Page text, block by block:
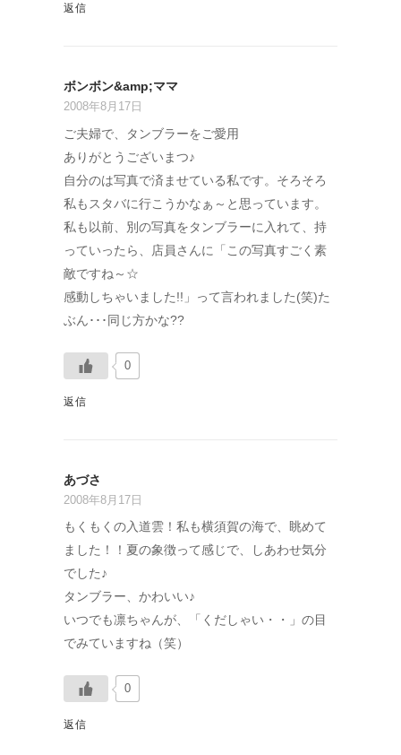
返信
ボンボン&amp;ママ
2008年8月17日
ご夫婦で、タンブラーをご愛用
ありがとうございまつ♪
自分のは写真で済ませている私です。そろそろ
私もスタバに行こうかなぁ～と思っています。
私も以前、別の写真をタンブラーに入れて、持
っていったら、店員さんに「この写真すごく素
敵ですね～☆
感動しちゃいました!!」って言われました(笑)た
ぶん･･･同じ方かな??
0
返信
あづさ
2008年8月17日
もくもくの入道雲！私も横須賀の海で、眺めて
ました！！夏の象徴って感じで、しあわせ気分
でした♪
タンブラー、かわいい♪
いつでも凛ちゃんが、「くだしゃい・・」の目
でみていますね（笑）
0
返信